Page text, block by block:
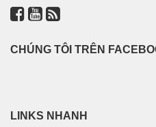
CHÚNG TÔI TRÊN
LINKS NHANH